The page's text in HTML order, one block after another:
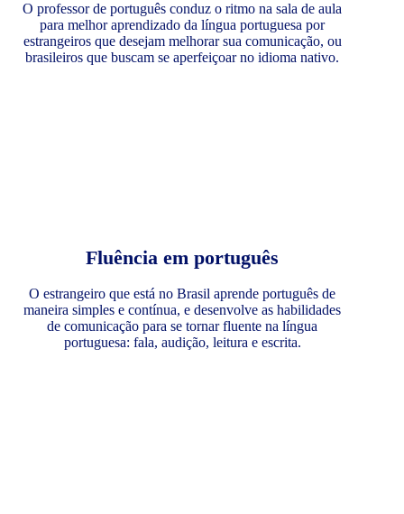
O professor de português conduz o ritmo na sala de aula
para melhor aprendizado da língua portuguesa por
estrangeiros que desejam melhorar sua comunicação, ou
brasileiros que buscam se aperfeiçoar no idioma nativo.
Fluência em português
O estrangeiro que está no Brasil aprende português de
maneira simples e contínua, e desenvolve as habilidades
de comunicação para se tornar fluente na língua
portuguesa: fala, audição, leitura e escrita.